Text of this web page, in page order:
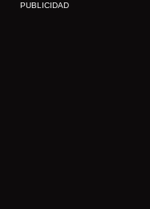
PUBLICIDAD